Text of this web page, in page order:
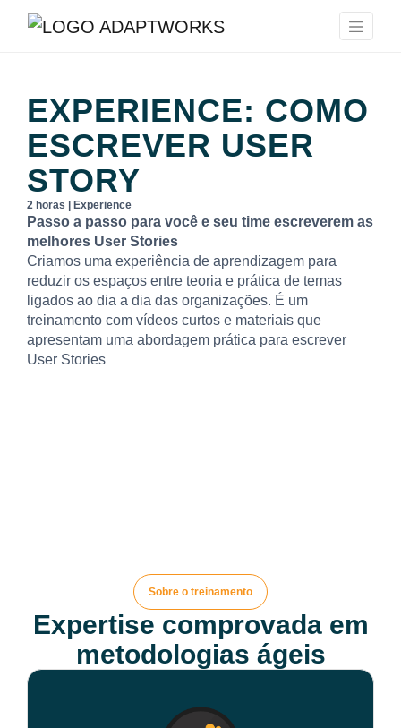
EXPERIENCE: COMO
ESCREVER USER
STORY
2 horas | Experience
Passo a passo para você e seu time escreverem as
melhores User Stories
Criamos uma experiência de aprendizagem para
reduzir os espaços entre teoria e prática de temas
ligados ao dia a dia das organizações. É um
treinamento com vídeos curtos e materiais que
apresentam uma abordagem prática para escrever
User Stories
Sobre o treinamento
Expertise comprovada em
metodologias ágeis